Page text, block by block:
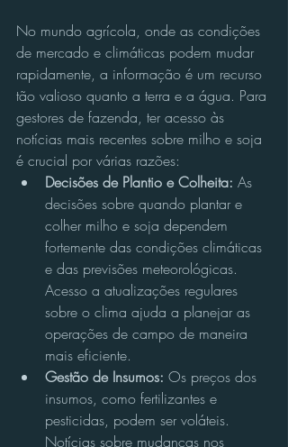
No mundo agrícola, onde as condições
de mercado e climáticas podem mudar
rapidamente, a informação é um recurso
tão valioso quanto a terra e a água. Para
gestores de fazenda, ter acesso às
notícias mais recentes sobre milho e soja
é crucial por várias razões:
Decisões de Plantio e Colheita: As
decisões sobre quando plantar e
colher milho e soja dependem
fortemente das condições climáticas
e das previsões meteorológicas.
Acesso a atualizações regulares
sobre o clima ajuda a planejar as
operações de campo de maneira
mais eficiente.
Gestão de Insumos: Os preços dos
insumos, como fertilizantes e
pesticidas, podem ser voláteis.
Notícias sobre mudanças nos